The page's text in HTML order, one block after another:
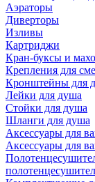
Аэраторы
Диверторы
Изливы
Картриджи
Кран-буксы и
Крепления для
Кронштейны для
Лейки для душа
Стойки для душа
Шланги для душа
Аксессуары для
Аксессуары для